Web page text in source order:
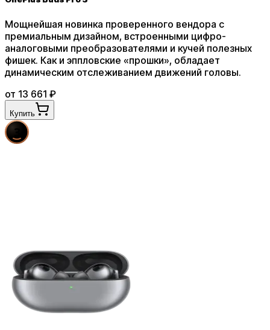
Мощнейшая новинка проверенного вендора с
премиальным дизайном, встроенными цифро-
аналоговыми преобразователями и кучей полезных
фишек. Как и эппловские «прошки», обладает
динамическим отслеживанием движений головы.
от 13 661 ₽
Купить
3